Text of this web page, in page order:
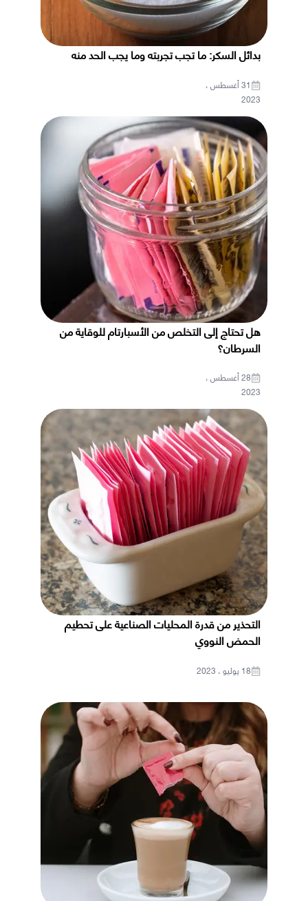
بدائل السكر: ما تجب تجربته وما يجب الحد منه
31 أغسطس ،
2023
هل تحتاج إلى التخلص من الأسبارتام للوقاية من
السرطان؟
28 أغسطس ،
2023
التحذير من قدرة المحليات الصناعية على تحطيم
الحمض النووي
18 يوليو ، 2023